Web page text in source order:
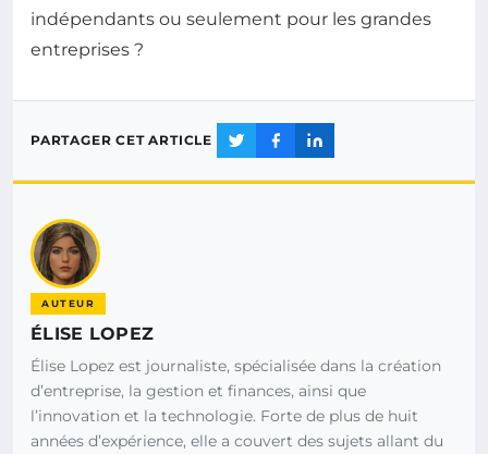
indépendants ou seulement pour les grandes
entreprises ?
PARTAGER CET ARTICLE
AUTEUR
ÉLISE LOPEZ
Élise Lopez est journaliste, spécialisée dans la création
d’entreprise, la gestion et finances, ainsi que
l’innovation et la technologie. Forte de plus de huit
années d’expérience, elle a couvert des sujets allant du